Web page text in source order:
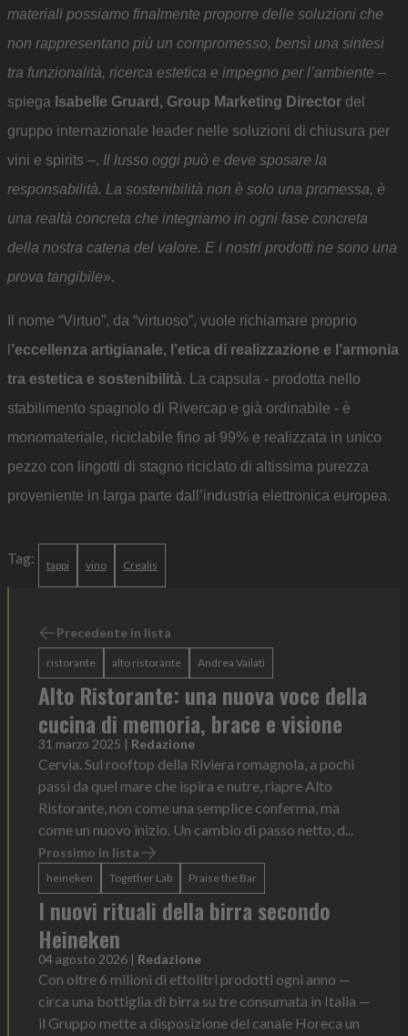
materiali possiamo finalmente proporre delle soluzioni che
non rappresentano più un compromesso, bensì una sintesi
tra funzionalità, ricerca estetica e impegno per l’ambiente –
spiega Isabelle Gruard, Group Marketing Director del
gruppo internazionale leader nelle soluzioni di chiusura per
vini e spirits –. Il lusso oggi può e deve sposare la
responsabilità. La sostenibilità non è solo una promessa, è
una realtà concreta che integriamo in ogni fase concreta
della nostra catena del valore. E i nostri prodotti ne sono una
prova tangibile».
Il nome “Virtuo”, da “virtuoso”, vuole richiamare proprio
’eccellenza artigianale, l’etica di realizzazione e l’armonia
tra estetica e sostenibilità. La capsula - prodotta nello
stabilimento spagnolo di Rivercap e già ordinabile - è
monomateriale, riciclabile fino al 99% e realizzata in unico
pezzo con lingotti di stagno riciclato di altissima purezza
proveniente in larga parte dall’industria elettronica europea.
Tag: tappi vino Crealis
Precedente in lista
ristorante alto ristorante Andrea Vailati
Alto Ristorante: una nuova voce della
cucina di memoria, brace e visione
31 marzo 2025 | Redazione
Cervia. Sul rooftop della Riviera romagnola, a pochi
passi da quel mare che ispira e nutre, riapre Alto
Ristorante, non come una semplice conferma, ma
come un nuovo inizio. Un cambio di passo netto, d...
Prossimo in lista
heineken Together Lab Praise the Bar
I nuovi rituali della birra secondo
Heineken
04 agosto 2026 | Redazione
Con oltre 6 milioni di ettolitri prodotti ogni anno —
circa una bottiglia di birra su tre consumata in Italia —
il Gruppo mette a disposizione del canale Horeca un